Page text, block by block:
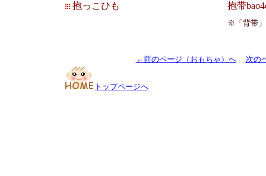
抱っこひも 抱带
※「背带
←前のページ（おもちゃ）へ 次の
トップページへ